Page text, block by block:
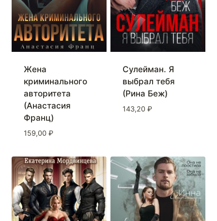
Жена
криминального
авторитета
(Анастасия
Франц)
159,00 ₽
Сулейман. Я
выбрал тебя
(Рина Беж)
143,20 ₽